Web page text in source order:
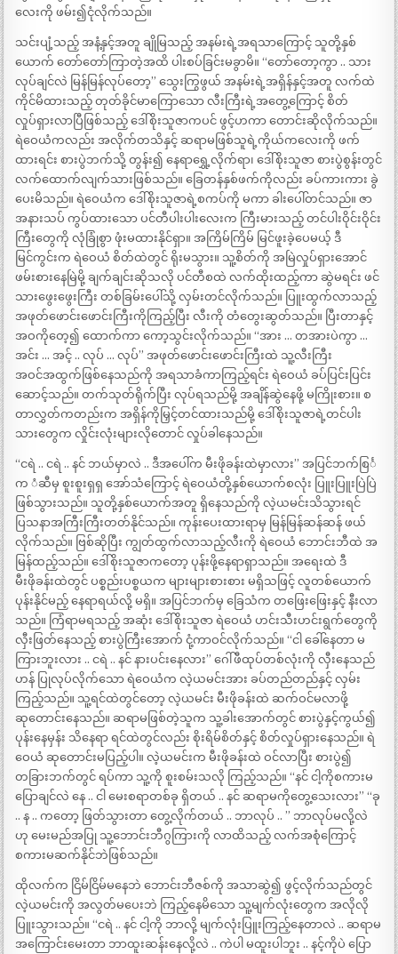
လေးကို ဖမ်း၍ငုံလိုက်သည်။
သင်းပျံ့သည့် အနံ့နှင့်အတူ ချိုမြသည့် အနမ်းရဲ့အရသာကြောင့် သူတို့နှစ်
ယောက် တော်တော်ကြာတဲ့အထိ ပါးစပ်ခြင်းမခွာမိ။ “တော်တော့ကွာ .. သား
လုပ်ချင်လဲ မြန်မြန်လုပ်တော့” သွေးကြွဖွယ် အနမ်းရဲ့အရှိန်နှင့်အတူ လက်ထဲ
ကိုင်မိထားသည့် တုတ်ခိုင်မာကြောသော လီးကြီးရဲ့အတွေ့ကြောင့် စိတ်
လှုပ်ရှားလာပြီဖြစ်သည့် ဒေါ်စိုးသူဇာကပင် ဖွင့်ဟကာ တောင်းဆိုလိုက်သည်။
ရဲဝေယံကလည်း အလိုက်တသိနှင့် ဆရာမဖြစ်သူရဲ့ကိုယ်ကလေးကို ဖက်
ထားရင်း စားပွဲဘက်သို့ တွန်း၍ နေရာရွှေ့လိုက်ရာ၊ ဒေါ်စိုးသူဇာ စားပွဲစွန်းတွင်
လက်ထောက်လျက်သားဖြစ်သည်။ ခြေတန်နှစ်ဖက်ကိုလည်း ခပ်ကားကား ခွဲ
ပေးမိသည်။ ရဲဝေယံက ဒေါ်စိုးသူဇာရဲ့စကပ်ကို မကာ ခါးပေါ်တင်သည်။ ဇာ
အနားသပ် ကွပ်ထားသော ပင်တီပါးပါးလေးက ကြီးမားသည့် တင်ပါးဝိုင်းဝိုင်း
ကြီးတွေကို လုံခြုံစွာ ဖုံးမထားနိုင်ရှာ။ အကြိမ်ကြိမ် မြင်ဖူးခဲ့ပေမယ့် ဒီ
မြင်ကွင်းက ရဲဝေယံ စိတ်ထဲတွင် ရိုးမသွား။ သူ့စိတ်ကို အမြဲလှုပ်ရှားအောင်
ဖမ်းစားနေမြဲမို့ ချက်ချင်းဆိုသလို ပင်တီစထဲ လက်ထိုးထည့်ကာ ဆွဲမရင်း ဖင်
သားဖွေးဖွေးကြီး တစ်ခြမ်းပေါ်သို့ လှမ်းတင်လိုက်သည်။ ပြူးထွက်လာသည့်
အဖုတ်ဖောင်းဖောင်းကြီးကိုကြည့်ပြီး လီးကို တံတွေးဆွတ်သည်။ ပြီးတာနှင့်
အဝကိုတေ့၍ ထောက်ကာ ကော့သွင်းလိုက်သည်။ “အား … တအားပဲကွာ …
အင်း … အင့် .. လုပ် … လုပ်” အဖုတ်ဖောင်းဖောင်းကြီးထဲ သူ့လီးကြီး
အဝင်အထွက်ဖြစ်နေသည်ကို အရသာခံကာကြည့်ရင်း ရဲဝေယံ ခပ်ပြင်းပြင်း
ဆောင့်သည်။ တက်သုတ်ရိုက်ပြီး လုပ်ရသည်မို့ အချိန်ဆွဲနေဖို့ မကြိုးစား။ စ
တာလွှတ်ကတည်းက အရှိန်ကိုမြှင့်တင်ထားသည်မို့ ဒေါ်စိုးသူဇာရဲ့တင်ပါး
သားတွေက လှိုင်းလုံးများလိုတောင် လှုပ်ခါနေသည်။
“ငရဲ .. ငရဲ .. နင် ဘယ်မှာလဲ .. ဒီအပေါ်က မီးဖိုခန်းထဲမှာလား” အပြင်ဘက်စြင်္
က ံဆီမှ စူးစူးရှရှ အော်သံကြောင့် ရဲဝေယံတို့နှစ်ယောက်စလုံး ပြူးပြူးပြဲပြဲ
ဖြစ်သွားသည်။ သူတို့နှစ်ယောက်အတူ ရှိနေသည်ကို လဲ့ယမင်းသိသွားရင်
ပြသနာအကြီးကြီးတတ်နိုင်သည်။ ကုန်းပေးထားရာမှ မြန်မြန်ဆန်ဆန် ဖယ်
လိုက်သည်။ ဗြစ်ဆိုပြီး ကျွတ်ထွက်လာသည့်လီးကို ရဲဝေယံ ဘောင်းဘီထဲ အ
မြန်ထည့်သည်။ ဒေါ်စိုးသူဇာကတော့ ပုန်းဖို့နေရာရှာသည်။ အရေးထဲ ဒီ
မီးဖိုခန်းထဲတွင် ပစ္စည်းပစ္စယက များများစားစား မရှိသဖြင့် လူတစ်ယောက်
ပုန်းနိုင်မည့် နေရာရယ်လို့ မရှိ။ အပြင်ဘက်မှ ခြေသံက တဖြေးဖြေးနှင့် နီးလာ
သည်။ ကြံရာမရသည့် အဆုံး ဒေါ်စိုးသူဇာ ရဲဝေယံ ဟင်းသီးဟင်းရွက်တွေကို
လှီးဖြတ်နေသည့် စားပွဲကြီးအောက် ငုံ့ကာဝင်လိုက်သည်။ “ငါ ခေါ်နေတာ မ
ကြားဘူးလား .. ငရဲ .. နင် နားပင်းနေလား” ဂေါ်ဖီထုပ်တစ်လုံးကို လှီးနေသည်
ဟန် ပြုလုပ်လိုက်သော ရဲဝေယံက လဲ့ယမင်းအား ခပ်တည်တည်နှင့် လှမ်း
ကြည့်သည်။ သူ့ရင်ထဲတွင်တော့ လဲ့ယမင်း မီးဖိုခန်းထဲ ဆက်ဝင်မလာဖို့
ဆုတောင်းနေသည်။ ဆရာမဖြစ်တဲ့သူက သူ့ခါးအောက်တွင် စားပွဲနှင့်ကွယ်၍
ပုန်းနေမှန်း သိနေရာ ရင်ထဲတွင်လည်း စိုးရိမ်စိတ်နှင့် စိတ်လှုပ်ရှားနေသည်။ ရဲ
ဝေယံ ဆုတောင်းမပြည့်ပါ။ လဲ့ယမင်းက မီးဖိုခန်းထဲ ဝင်လာပြီး စားပွဲ၍
တခြားဘက်တွင် ရပ်ကာ သူ့ကို စူးစမ်းသလို ကြည့်သည်။ “နင် ငါ့ကိုစကားမ
ပြောချင်လဲ နေ .. ငါ မေးစရာတစ်ခု ရှိတယ် .. နင် ဆရာမကိုတွေ့သေးလား” “ခု
.. န .. ကတော့ ဖြတ်သွားတာ တွေ့လိုက်တယ် .. ဘာလုပ် .. ” ဘာလုပ်မလို့လဲ
ဟု မေးမည်အပြု သူ့ဘောင်းဘီဂွကြားကို လာထိသည့် လက်အစုံကြောင့်
စကားမဆက်နိုင်ဘဲဖြစ်သည်။
ထိုလက်က ငြိမ်ငြိမ်မနေဘဲ ဘောင်းဘီဇစ်ကို အသာဆွဲ၍ ဖွင့်လိုက်သည်တွင်
လဲ့ယမင်းကို အလွတ်မပေးဘဲ ကြည့်နေမိသော သူ့မျက်လုံးတွေက အလိုလို
ပြူးသွားသည်။ “ငရဲ .. နင် ငါ့ကို ဘာလို့ မျက်လုံးပြူးကြည့်နေတာလဲ .. ဆရာမ
အကြောင်းမေးတာ ဘာထူးဆန်းနေလို့လဲ .. ကဲပါ မထူးပါဘူး .. နင့်ကိုပဲ ပြော